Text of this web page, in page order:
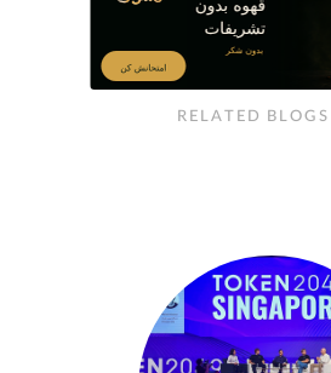
RELATED BLOGS